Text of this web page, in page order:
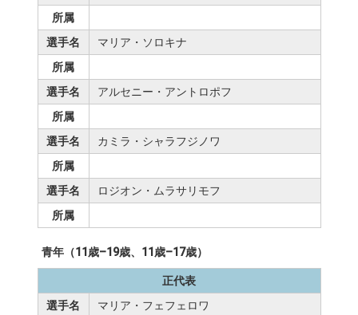
所属
選手名
マリア・ソロキナ
所属
選手名
アルセニー・アントロポフ
所属
選手名
カミラ・シャラフジノワ
所属
選手名
ロジオン・ムラサリモフ
所属
青年（11歳–19歳、11歳–17歳）
正代表
選手名
マリア・フェフェロワ